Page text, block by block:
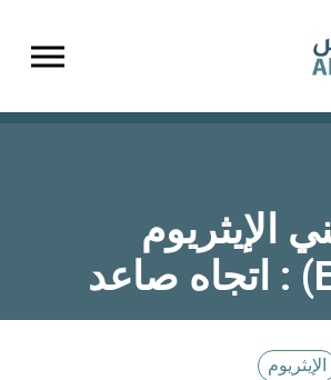
الإيثريوم
الإيثريوم